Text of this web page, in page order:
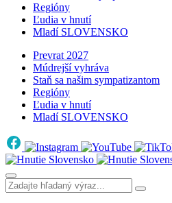
Regióny
Ľudia v hnutí
Mladí SLOVENSKO
Prevrat 2027
Múdrejší vyhráva
Staň sa našim sympatizantom
Regióny
Ľudia v hnutí
Mladí SLOVENSKO